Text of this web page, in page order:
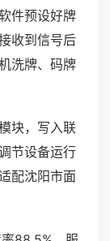
件预设好牌
收到信号后
洗牌、码牌
块，写入联
节设备运行
配沈阳市面